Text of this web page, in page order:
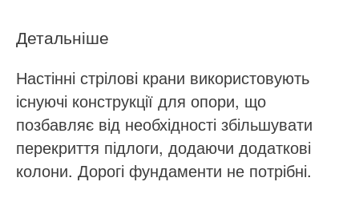
Детальніше
Настінні стрілові крани використовують
існуючі конструкції для опори, що
позбавляє від необхідності збільшувати
перекриття підлоги, додаючи додаткові
колони. Дорогі фундаменти не потрібні.